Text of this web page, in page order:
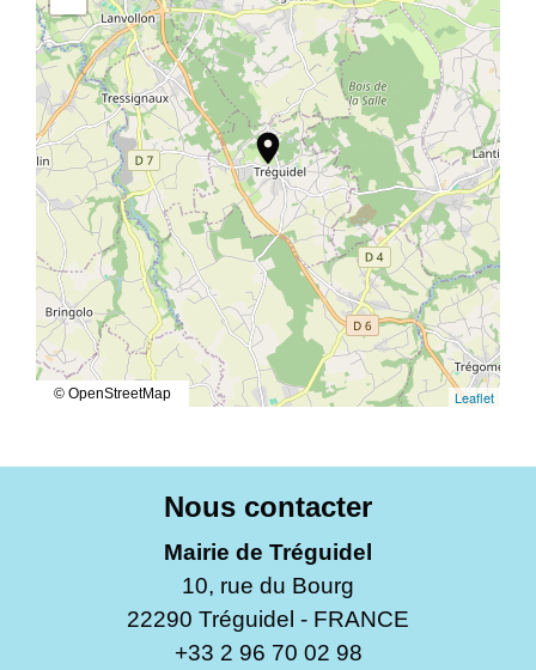
location_on
Leaflet
© OpenStreetMap
Nous contacter
Mairie de Tréguidel
10, rue du Bourg
22290 Tréguidel - FRANCE
+33 2 96 70 02 98